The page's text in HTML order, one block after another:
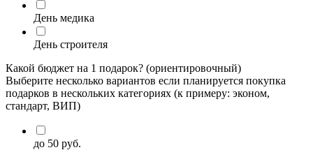
День медика
День строителя
Какой бюджет на 1 подарок? (ориентировочный)
Выберите несколько вариантов если планируется покупка
подарков в нескольких категориях (к примеру: эконом,
стандарт, ВИП)
до 50 руб.